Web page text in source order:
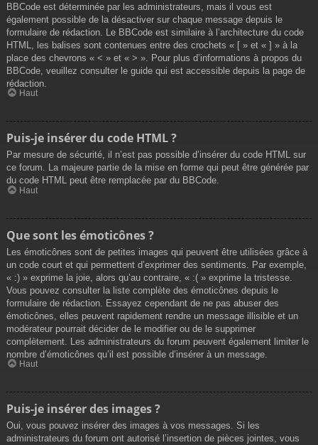
BBCode est déterminée par les administrateurs, mais il vous est
également possible de la désactiver sur chaque message depuis le
formulaire de rédaction. Le BBCode est similaire à l’architecture du code
HTML, les balises sont contenues entre des crochets « [ » et « ] » à la
place des chevrons « < » et « > ». Pour plus d’informations à propos du
BBCode, veuillez consulter le guide qui est accessible depuis la page de
rédaction.
Haut
Puis-je insérer du code HTML ?
Par mesure de sécurité, il n’est pas possible d’insérer du code HTML sur
ce forum. La majeure partie de la mise en forme qui peut être générée par
du code HTML peut être remplacée par du BBCode.
Haut
Que sont les émoticônes ?
Les émoticônes sont de petites images qui peuvent être utilisées grâce à
un code court et qui permettent d’exprimer des sentiments. Par exemple,
« :) » exprime la joie, alors qu’au contraire, « :( » exprime la tristesse.
Vous pouvez consulter la liste complète des émoticônes depuis le
formulaire de rédaction. Essayez cependant de ne pas abuser des
émoticônes, elles peuvent rapidement rendre un message illisible et un
modérateur pourrait décider de le modifier ou de le supprimer
complètement. Les administrateurs du forum peuvent également limiter le
nombre d’émoticônes qu’il est possible d’insérer à un message.
Haut
Puis-je insérer des images ?
Oui, vous pouvez insérer des images à vos messages. Si les
administrateurs du forum ont autorisé l’insertion de pièces jointes, vous